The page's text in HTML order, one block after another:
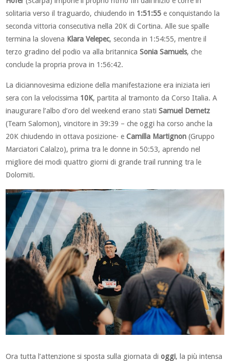
solitaria verso il traguardo, chiudendo in 1:51:55 e conquistando la
seconda vittoria consecutiva nella 20K di Cortina. Alle sue spalle
termina la slovena Klara Velepec, seconda in 1:54:55, mentre il
terzo gradino del podio va alla britannicaSonia Samuels, che
conclude la propria prova in 1:56:42.
La diciannovesima edizione della manifestazione era iniziata ieri
sera con la velocissima 10K, partita al tramonto da Corso Italia. A
inaugurare l’albo d’oro del weekend erano statiSamuel Demetz
(Team Salomon), vincitore in 39:39 – che oggi ha corso anche la
20K chiudendo in ottava posizione- eCamilla Martignon (Gruppo
Marciatori Calalzo), prima tra le donne in 50:53, aprendo nel
migliore dei modi quattro giorni di grande trail running tra le
Dolomiti.
Ora tutta l’attenzione si sposta sulla giornata dioggi, la più intensa